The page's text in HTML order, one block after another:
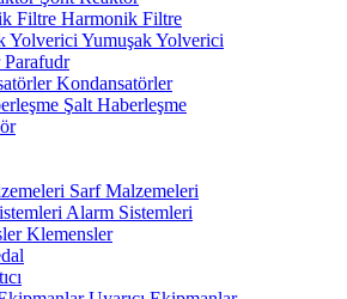
Harmonik Filtre
Yumuşak Yolverici
Parafudr
Kondansatörler
Şalt Haberleşme
Sarf Malzemeleri
Alarm Sistemleri
Klemensler